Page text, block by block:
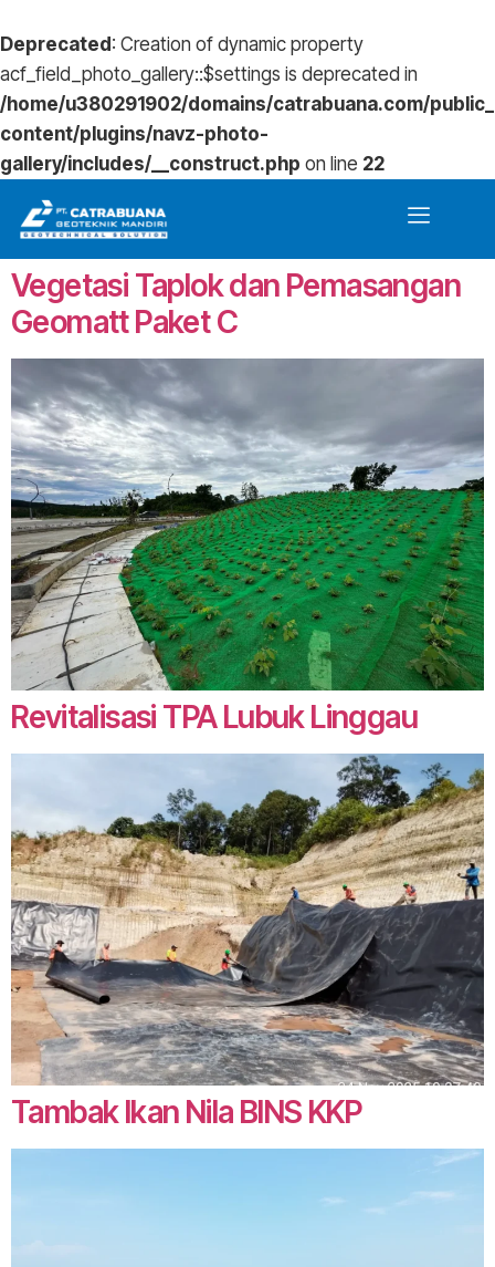
Deprecated : Creation of dynamic property
acf_field_photo_gallery::$settings is deprecated in
/home/u380291902/domains/catrabuana.com/
content/plugins/navz-photo-
gallery/includes/__construct.php on line 22
Vegetasi Taplok dan Pemasangan
Geomatt Paket C
Revitalisasi TPA Lubuk Linggau
Tambak Ikan Nila BINS KKP